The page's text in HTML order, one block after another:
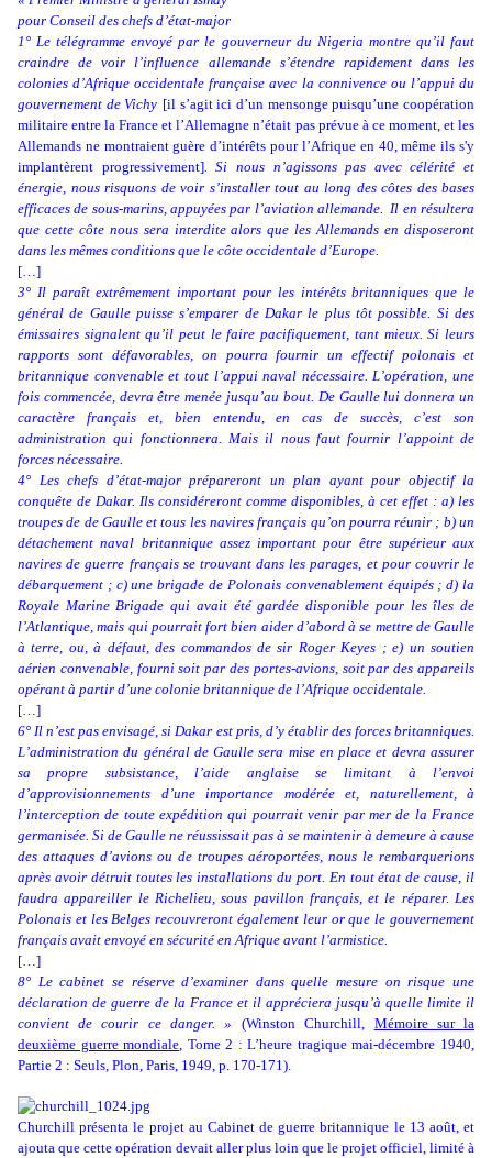
pour Conseil des chefs d’état-major
1° Le télégramme envoyé par le gouverneur du Nigeria montre qu’il faut
craindre de voir l’influence allemande s’étendre rapidement dans les
colonies d’Afrique occidentale française avec la connivence ou l’appui du
gouvernement de Vichy [il s’agit ici d’un mensonge puisqu’une coopération
militaire entre la France et l’Allemagne n’était pas prévue à ce moment, et les
Allemands ne montraient guère d’intérêts pour l’Afrique en 40, même ils s'y
implantèrent progressivement]. Si nous n’agissons pas avec célérité et
énergie, nous risquons de voir s’installer tout au long des côtes des bases
efficaces de sous-marins, appuyées par l’aviation allemande. Il en résultera
que cette côte nous sera interdite alors que les Allemands en disposeront
dans les mêmes conditions que le côte occidentale d’Europe.
[…]
3° Il paraît extrêmement important pour les intérêts britanniques que le
général de Gaulle puisse s’emparer de Dakar le plus tôt possible. Si des
émissaires signalent qu’il peut le faire pacifiquement, tant mieux. Si leurs
rapports sont défavorables, on pourra fournir un effectif polonais et
britannique convenable et tout l’appui naval nécessaire. L’opération, une
fois commencée, devra être menée jusqu’au bout. De Gaulle lui donnera un
caractère français et, bien entendu, en cas de succès, c’est son
administration qui fonctionnera. Mais il nous faut fournir l’appoint de
forces nécessaire.
4° Les chefs d’état-major prépareront un plan ayant pour objectif la
conquête de Dakar. Ils considéreront comme disponibles, à cet effet : a) les
troupes de de Gaulle et tous les navires français qu’on pourra réunir ; b) un
détachement naval britannique assez important pour être supérieur aux
navires de guerre français se trouvant dans les parages, et pour couvrir le
débarquement ; c) une brigade de Polonais convenablement équipés ; d) la
Royale Marine Brigade qui avait été gardée disponible pour les îles de
l’Atlantique, mais qui pourrait fort bien aider d’abord à se mettre de Gaulle
à terre, ou, à défaut, des commandos de sir Roger Keyes ; e) un soutien
aérien convenable, fourni soit par des portes-avions, soit par des appareils
opérant à partir d’une colonie britannique de l’Afrique occidentale.
[…]
6° Il n’est pas envisagé, si Dakar est pris, d’y établir des forces britanniques.
L’administration du général de Gaulle sera mise en place et devra assurer
sa propre subsistance, l’aide anglaise se limitant à l’envoi
d’approvisionnements d’une importance modérée et, naturellement, à
l’interception de toute expédition qui pourrait venir par mer de la France
germanisée. Si de Gaulle ne réussissait pas à se maintenir à demeure à cause
des attaques d’avions ou de troupes aéroportées, nous le rembarquerions
après avoir détruit toutes les installations du port. En tout état de cause, il
faudra appareiller le Richelieu, sous pavillon français, et le réparer. Les
Polonais et les Belges recouvreront également leur or que le gouvernement
français avait envoyé en sécurité en Afrique avant l’armistice.
[…]
8° Le cabinet se réserve d’examiner dans quelle mesure on risque une
déclaration de guerre de la France et il appréciera jusqu’à quelle limite il
convient de courir ce danger. »
(Winston Churchill, Mémoire sur la
deuxième guerre mondiale, Tome 2 : L’heure tragique mai-décembre 1940,
Partie 2 : Seuls, Plon, Paris, 1949, p. 170-171).
Churchill présenta le projet au Cabinet de guerre britannique le 13 août, et
ajouta que cette opération devait aller plus loin que le projet officiel, limité à